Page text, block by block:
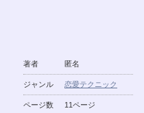
著者 匿名
ジャンル 恋愛テクニック
ページ数 11ページ